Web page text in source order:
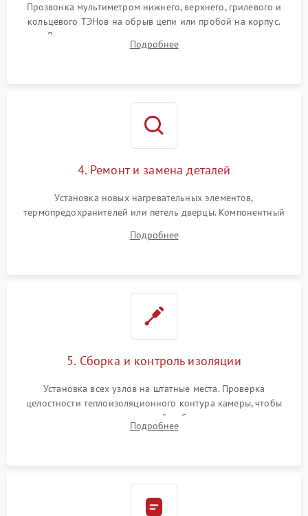
Прозвонка мультиметром нижнего, верхнего, грилевого и
кольцевого ТЭНов на обрыв цепи или пробой на корпус.
Диагностика термостата, датчиков температуры,
переключателя режимов и мотора конвекции.
Подробнее
4. Ремонт и замена деталей
Установка новых нагревательных элементов,
термопредохранителей или петель дверцы. Компонентный
выгоревших реле, восстановление контактов и замена
Подробнее
5. Сборка и контроль изоляции
Установка всех узлов на штатные места. Проверка
целостности теплоизоляционного контура камеры, чтобы
исключить перегрев кухонной мебели и потерю тепла.
Надежная фиксация клемм и сборка корпуса шкафа.
Подробнее